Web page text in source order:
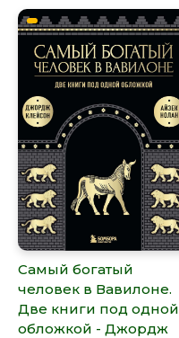
Самый богатый
человек в Вавилоне.
Две книги под одной
обложкой - Джордж